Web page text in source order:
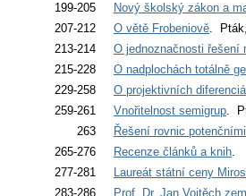
199-205 Nový školský zákon a
207-212
O větě Frobeniově.
213-214
O jednoznačnosti řešení
215-228
O nadplochách totálně
229-258
O projektivních
259-261
Vnořitelnost semigrup.
263
Řešení rovnic
265-276
Recenze článků a knih.
277-281
Laureát státní ceny
283-286
Prof. Dr. Jan Vojtěch